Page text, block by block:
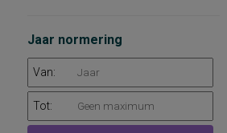
Jaar normering
Van:
Tot: